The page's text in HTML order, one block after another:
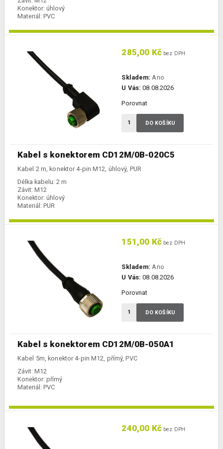
Konektor: úhlový
Materiál: PVC
Kabel s konektorem CD12M/0B-020C5
Kabel 2 m, konektor 4-pin M12, úhlový, PUR
Délka kabelu: 2 m
Závit: M12
Konektor: úhlový
Materiál: PUR
285,00 Kč bez DPH
Skladem: Ano
U Vás: 08.08.2026
Porovnat
DO KOŠÍKU
Kabel s konektorem CD12M/0B-050A1
Kabel 5m, konektor 4-pin M12, přímý, PVC
Závit: M12
Konektor: přímý
Materiál: PVC
151,00 Kč bez DPH
Skladem: Ano
U Vás: 08.08.2026
Porovnat
DO KOŠÍKU
240,00 Kč bez DPH